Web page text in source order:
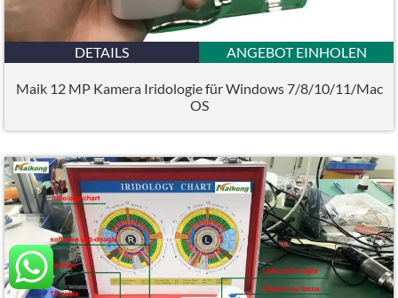
DETAILS ANGEBOT EINHOLEN
Maik 12 MP Kamera Iridologie für Windows 7/8/10/11/Mac
OS